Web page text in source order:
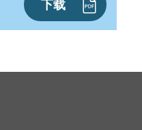
下载